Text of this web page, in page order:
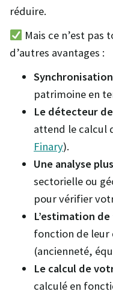
réduire.
Mais ce n’est
d’autres avantages :
patrimoine en
Le détecteur
attend le calcul
Finary).
Une analyse
sectorielle ou
pour vérifier
L’estimation
fonction de leur
(ancienneté,
Le calcul de
calculé en